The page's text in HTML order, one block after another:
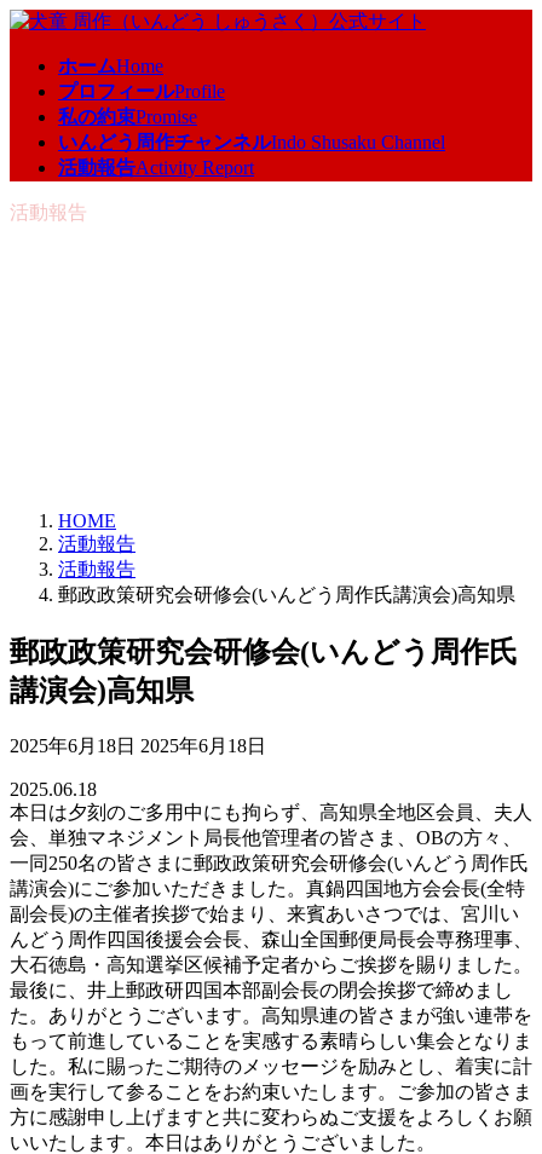
コ
ッ
ナ
移
ホームHome
プロフィールProfile
私の約束Promise
いんどう周作チャンネルIndo Shusaku Channel
活動報告Activity Report
活動報告
HOME
活動報告
活動報告
郵政政策研究会研修会(いんどう周作氏講演会)高知県
郵政政策研究会研修会(いんどう周作氏
講演会)高知県
2025年6月18日 最
新
日
時
:
2025年6月18日
2025.06.18
本日は夕刻のご多用中にも拘らず、高知県全地区会員、夫人
会、単独マネジメント局長他管理者の皆さま、OBの方々、
一同250名の皆さまに郵政政策研究会研修会(いんどう周作氏
講演会)にご参加いただきました。真鍋四国地方会会長(全特
副会長)の主催者挨拶で始まり、来賓あいさつでは、宮川い
んどう周作四国後援会会長、森山全国郵便局長会専務理事、
大石徳島・高知選挙区候補予定者からご挨拶を賜りました。
最後に、井上郵政研四国本部副会長の閉会挨拶で締めまし
た。ありがとうございます。高知県連の皆さまが強い連帯を
もって前進していることを実感する素晴らしい集会となりま
した。私に賜ったご期待のメッセージを励みとし、着実に計
画を実行して参ることをお約束いたします。ご参加の皆さま
方に感謝申し上げますと共に変わらぬご支援をよろしくお願
いいたします。本日はありがとうございました。